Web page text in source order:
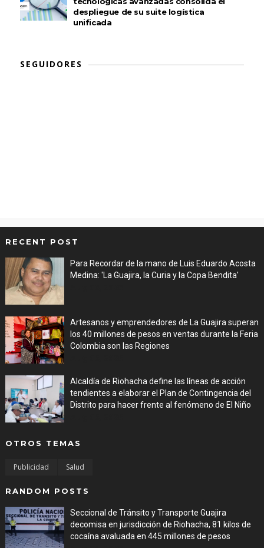
despliegue de su suite logística
unificada
SEGUIDORES
RECENT POST
Para Recordar de la mano de Luis Eduardo Acosta
Medina: 'La Guajira, la Curia y la Copa Bendita'
Artesanos y emprendedores de La Guajira superan
los 40 millones de pesos en ventas durante la Feria
Colombia son las Regiones
Alcaldía de Riohacha define las líneas de acción
tendientes a elaborar el Plan de Contingencia del
Distrito para hacer frente al fenómeno de El Niño
OTROS TEMAS
Publicidad Salud
RANDOM POSTS
Seccional de Tránsito y Transporte Guajira
decomisa en jurisdicción de Riohacha, 81 kilos de
cocaína avaluada en 445 millones de pesos